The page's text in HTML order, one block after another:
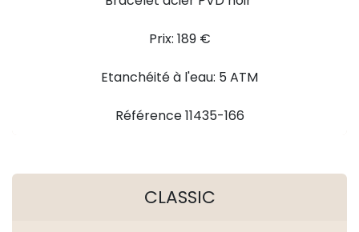
Prix: 189 €
Etanchéité à l'eau: 5 ATM
Référence 11435-166
CLASSIC